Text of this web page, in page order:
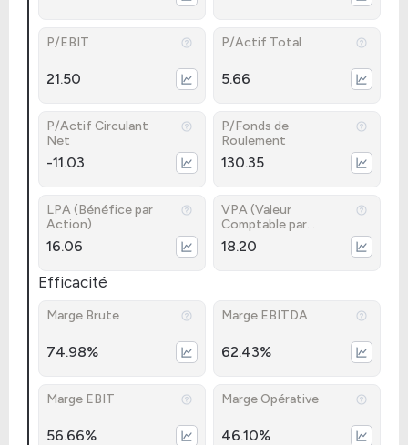
P/EBIT
21.50
P/Actif Total
5.66
P/Actif Circulant
Net
-11.03
P/Fonds de
Roulement
130.35
LPA (Bénéfice par
Action)
16.06
VPA (Valeur
Comptable par
Action)
18.20
Efficacité
Marge Brute
74.98%
Marge EBITDA
62.43%
Marge EBIT
56.66%
Marge Opérative
46.10%